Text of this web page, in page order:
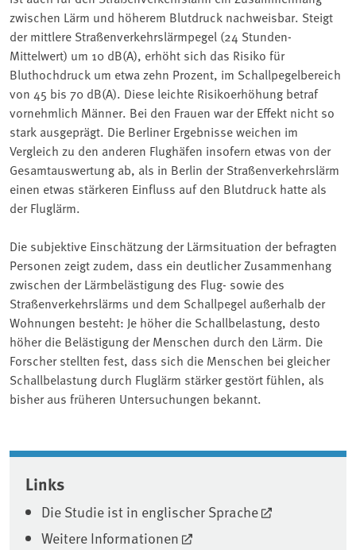
zwischen Lärm und höherem Blutdruck nachweisbar. Steigt
der mittlere Straßenverkehrslärmpegel (24 Stunden-
Mittelwert) um 10 dB(A), erhöht sich das Risiko für
Bluthochdruck um etwa zehn Prozent, im Schallpegelbereich
von 45 bis 70 dB(A). Diese leichte Risikoerhöhung betraf
vornehmlich Männer. Bei den Frauen war der Effekt nicht so
stark ausgeprägt. Die Berliner Ergebnisse weichen im
Vergleich zu den anderen Flughäfen insofern etwas von der
Gesamtauswertung ab, als in Berlin der Straßenverkehrslärm
einen etwas stärkeren Einfluss auf den Blutdruck hatte als
der Fluglärm.
Die subjektive Einschätzung der Lärmsituation der befragten
Personen zeigt zudem, dass ein deutlicher Zusammenhang
zwischen der Lärmbelästigung des Flug- sowie des
Straßenverkehrslärms und dem Schallpegel außerhalb der
Wohnungen besteht: Je höher die Schallbelastung, desto
höher die Belästigung der Menschen durch den Lärm. Die
Forscher stellten fest, dass sich die Menschen bei gleicher
Schallbelastung durch Fluglärm stärker gestört fühlen, als
bisher aus früheren Untersuchungen bekannt.
Associated content
Links
Die Studie ist in englischer Sprache
Weitere Informationen